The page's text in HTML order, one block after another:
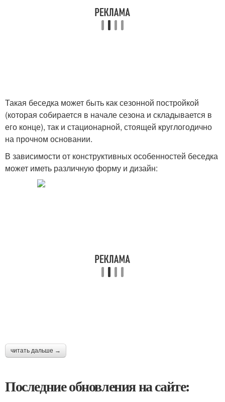
Такая беседка может быть как сезонной постройкой
(которая собирается в начале сезона и складывается в
его конце), так и стационарной, стоящей круглогодично
на прочном основании.
В зависимости от конструктивных особенностей беседка
может иметь различную форму и дизайн:
читать дальше →
Последние обновления на сайте: